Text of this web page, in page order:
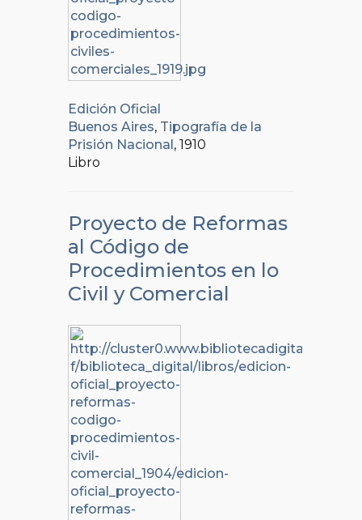
Edición Oficial
Buenos Aires, Tipografía de la
Prisión Nacional , 1910
Libro
Proyecto de Reformas
al Código de
Procedimientos en lo
Civil y Comercial